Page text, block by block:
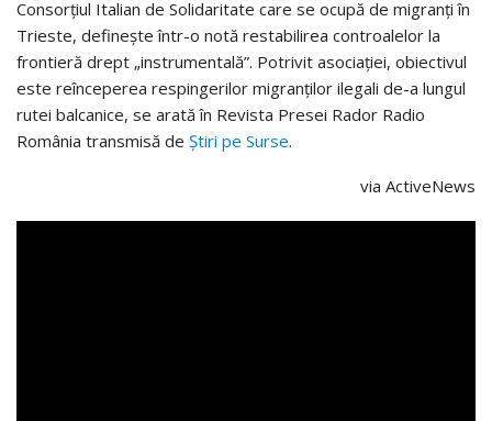
Consorțiul Italian de Solidaritate care se ocupă de migranți în
Trieste, definește într-o notă restabilirea controalelor la
frontieră drept „instrumentală”. Potrivit asociației, obiectivul
este reînceperea respingerilor migranților ilegali de-a lungul
rutei balcanice, se arată în Revista Presei Rador Radio
România transmisă de Știri pe Surse.
via ActiveNews